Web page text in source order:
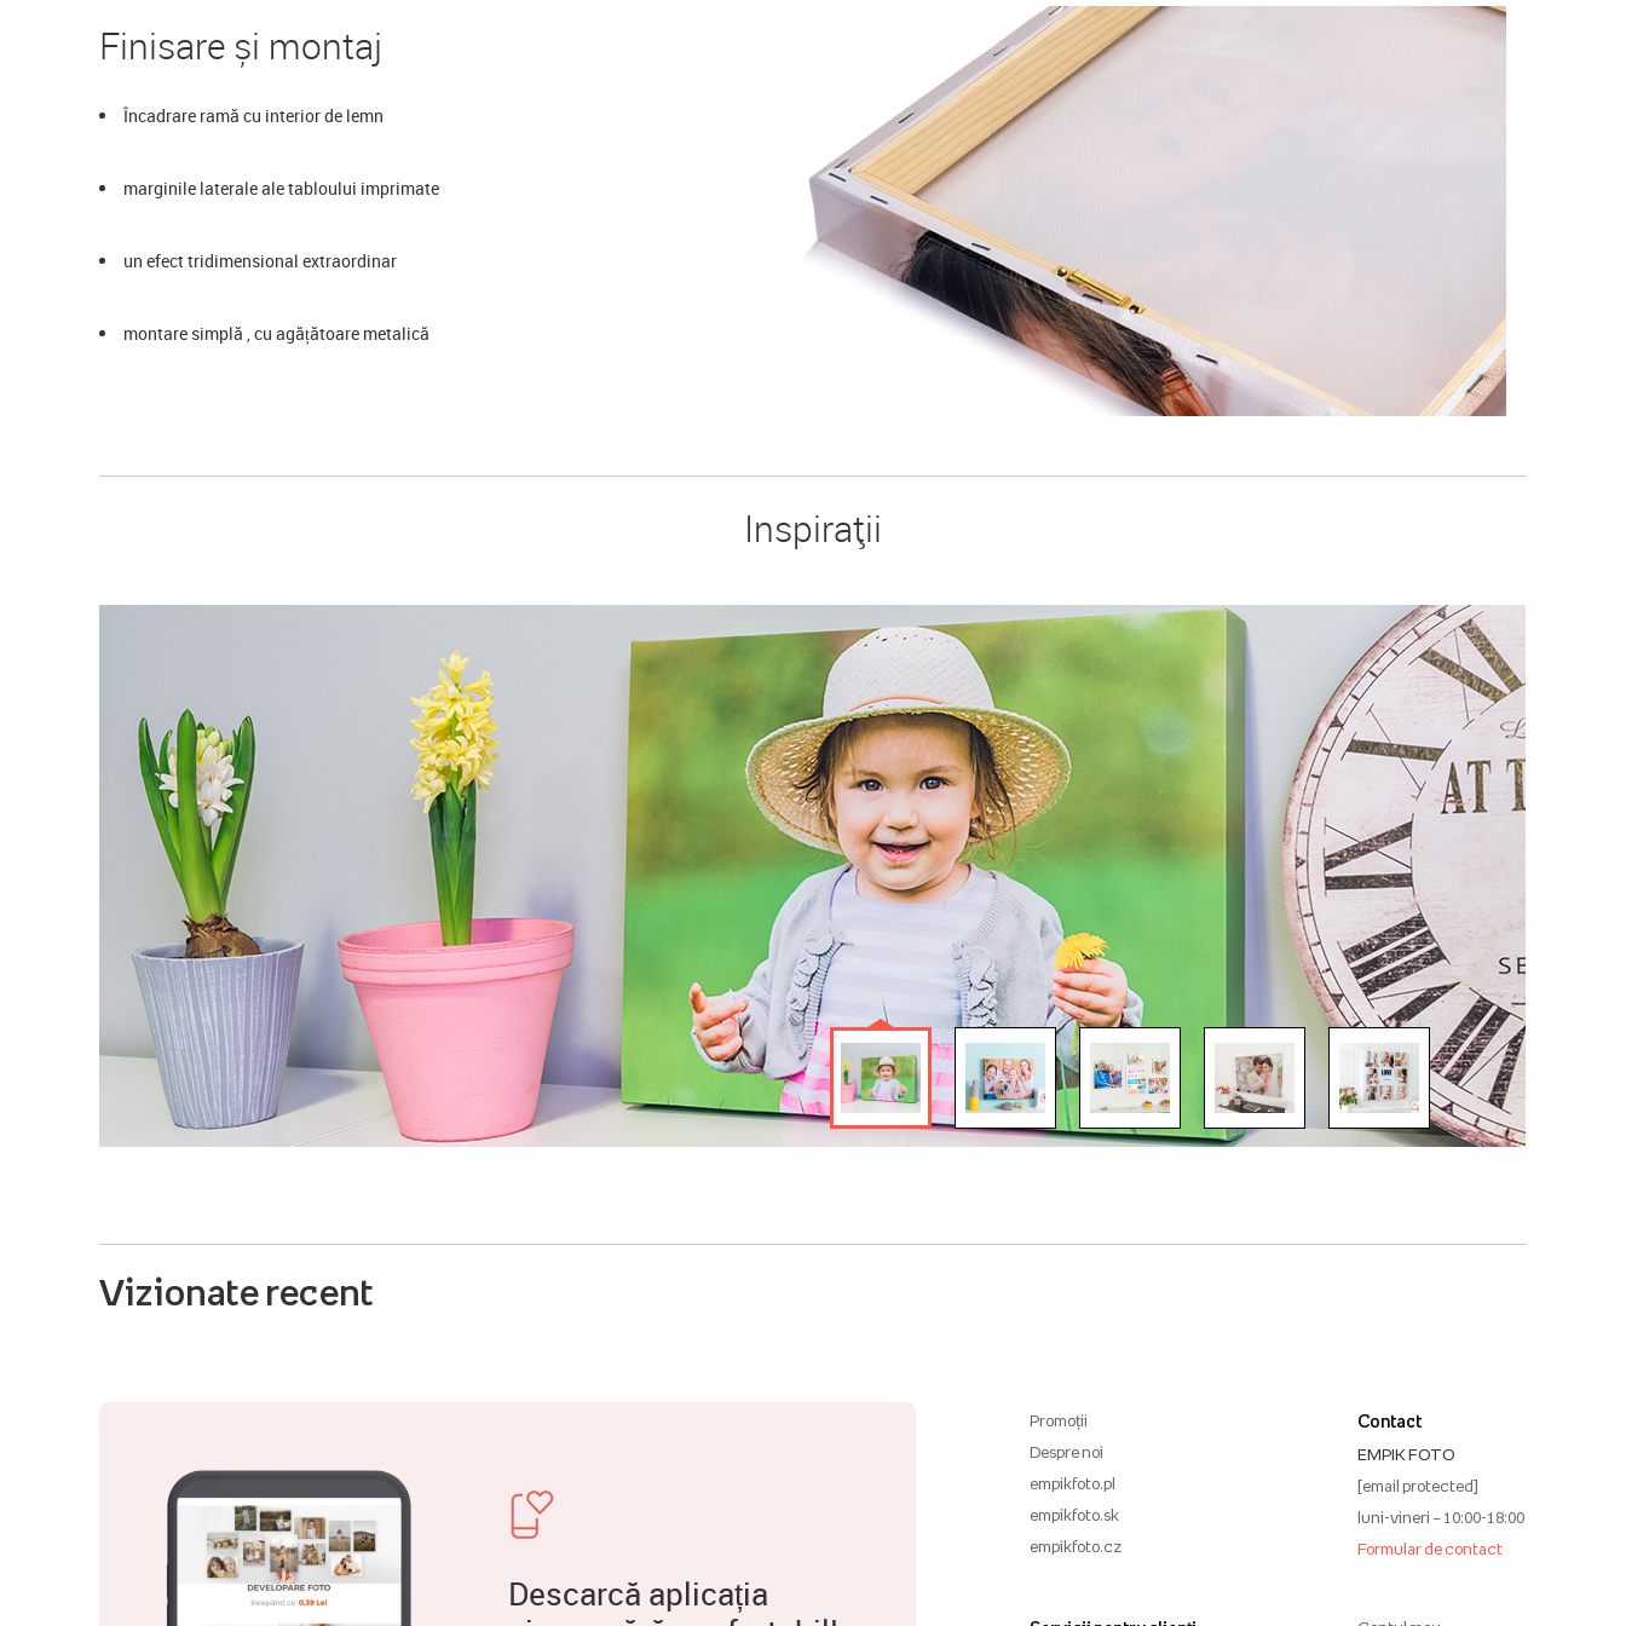
Finisare și montaj
Încadrare ramă cu interior de lemn
marginile laterale ale tabloului imprimate
un efect tridimensional extraordinar
montare simplă , cu agățătoare metalică
Inspirații
Vizionate recent
Descarcă aplicația
Promoții
Despre noi
empikfoto.pl
empikfoto.sk
empikfoto.cz
Contact
EMPIK FOTO
[email protected]
luni-vineri – 10:00-18:00
Formular de contact